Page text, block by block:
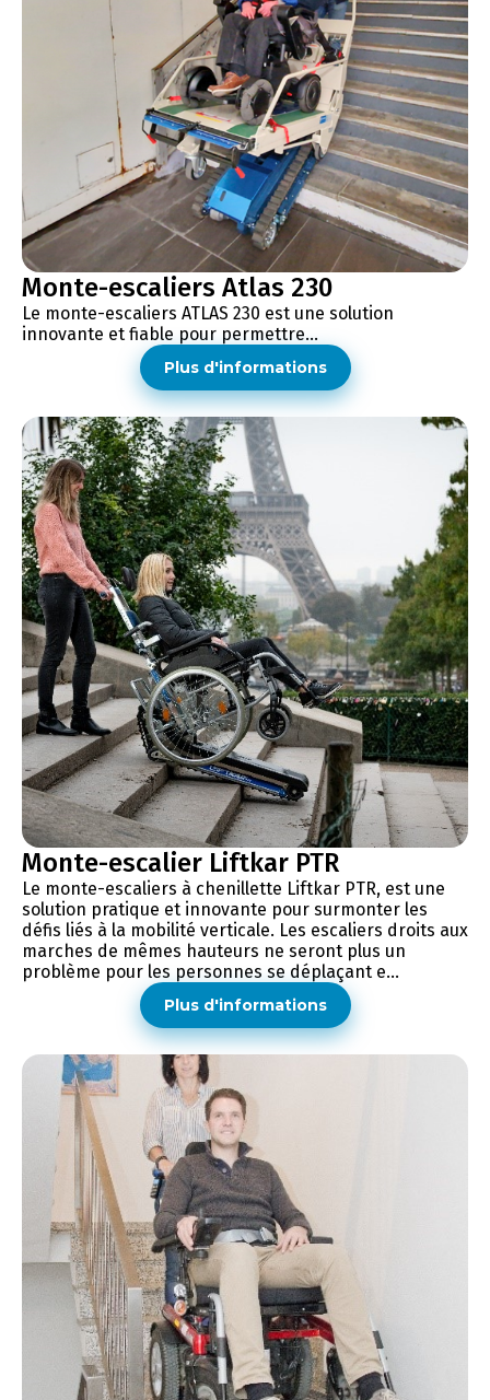
Monte-escaliers Atlas 230
Le monte-escaliers ATLAS 230 est une solution
innovante et fiable pour permettre...
Plus d'informations
Monte-escalier Liftkar PTR
Le monte-escaliers à chenillette Liftkar PTR, est une
solution pratique et innovante pour surmonter les
défis liés à la mobilité verticale. Les escaliers droits aux
marches de mêmes hauteurs ne seront plus un
problème pour les personnes se déplaçant e...
Plus d'informations